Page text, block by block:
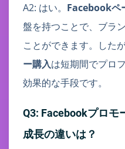
A2: はい。 Facebookペ
盤を持つことで、ブラ
ことができます。したが
ー購入は短期間でプロ
効果的な手段です。
Q3: Facebookプロモ
成長の違いは？